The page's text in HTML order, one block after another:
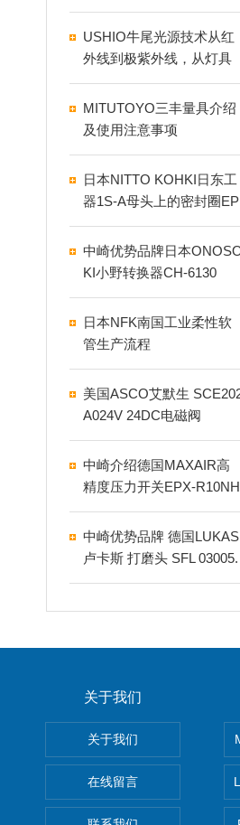
COM TOUCH 2um
USHIO牛尾光源技术从红
外线到极紫外线，从灯具
到LED和激光
MITUTOYO三丰量具介绍
及使用注意事项
日本NITTO KOHKI日东工
器1S-A母头上的密封圈EP
DM1S,2TS
中崎优势品牌日本
KI小野转换器CH-6130
日本NFK南国工业柔性软
管生产流程
美国ASCO艾默生
A024V 24DC电磁阀
中崎介绍德国MAXAIR高
精度压力开关EPX-R10NH
R1-8M-KA
中崎优势品牌 德国LUKAS
卢卡斯 打磨头 SFL 03005.
06 NK 240
关于我们
关于我们
在线留言